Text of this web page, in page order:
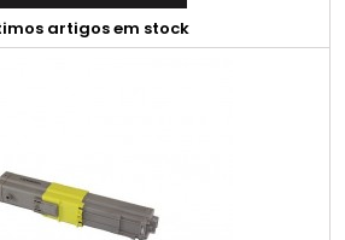
artigos em stock